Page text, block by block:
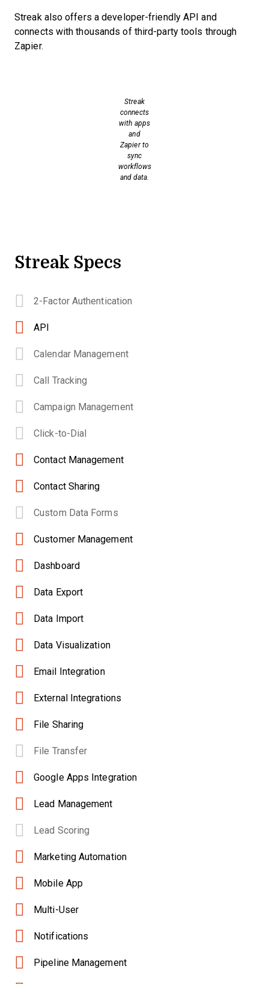
Streak also offers a developer-friendly API and
connects with thousands of third-party tools through
Zapier.
Streak
connects
with apps
and
Zapier to
sync
workflows
and data.
Streak Specs
2-Factor Authentication
API
Calendar Management
Call Tracking
Campaign Management
Click-to-Dial
Contact Management
Contact Sharing
Custom Data Forms
Customer Management
Dashboard
Data Export
Data Import
Data Visualization
Email Integration
External Integrations
File Sharing
File Transfer
Google Apps Integration
Lead Management
Lead Scoring
Marketing Automation
Mobile App
Multi-User
Notifications
Pipeline Management